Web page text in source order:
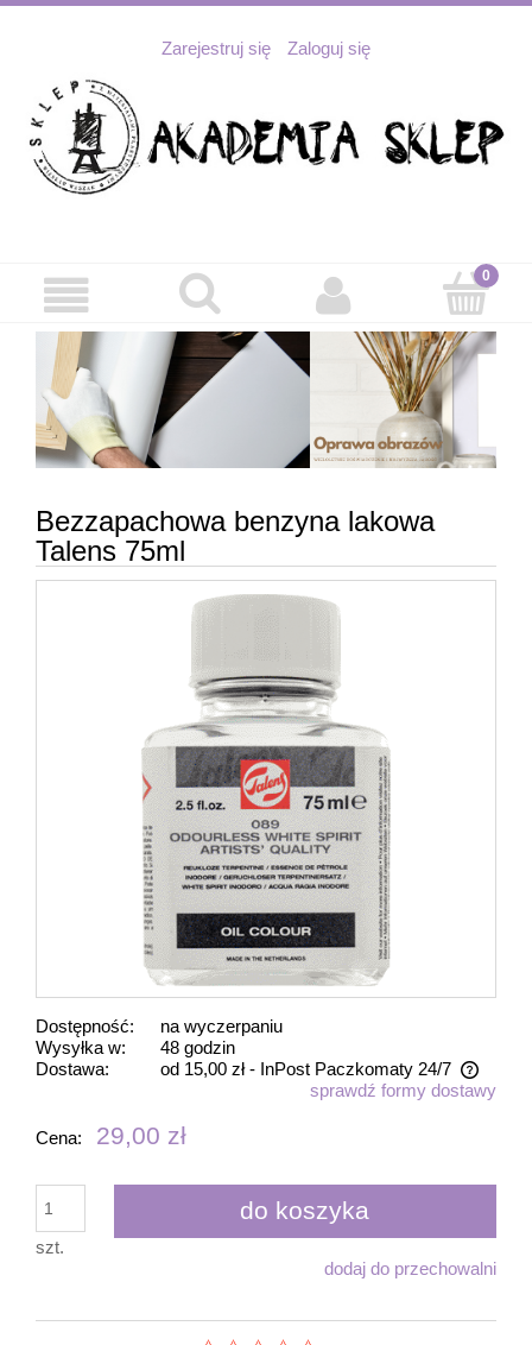
Zarejestruj się Zaloguj się
Bezzapachowa benzyna lakowa
Talens 75ml
Dostępność:
na wyczerpaniu
Wysyłka w:
48 godzin
Dostawa:
od 15,00 zł - InPost Paczkomaty 24/7
Cena nie zawiera ewentualnych kosztów płatnościsprawdź formy dostawy
Cena: 29,00 zł
szt.
do koszyka
dodaj do przechowalni